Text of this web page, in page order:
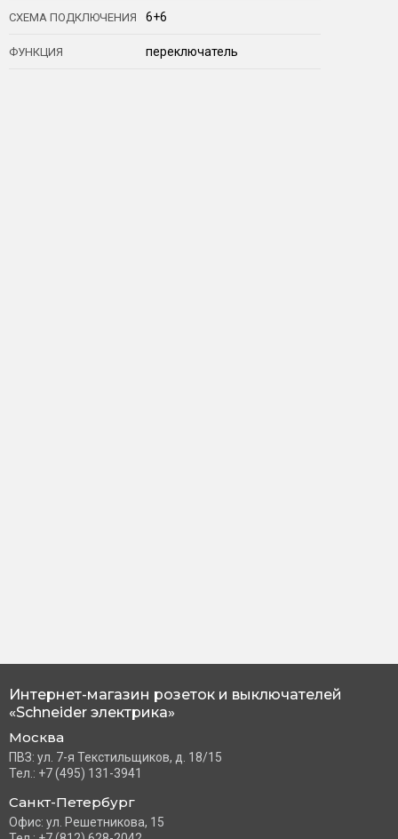
СХЕМА ПОДКЛЮЧЕНИЯ 6+6
ФУНКЦИЯ переключатель
Интернет-магазин розеток и выключателей
«Schneider электрика»
Москва
ПВЗ: ул. 7-я Текстильщиков, д. 18/15
Тел.: +7 (495) 131-3941
Санкт-Петербург
Офис: ул. Решетникова, 15